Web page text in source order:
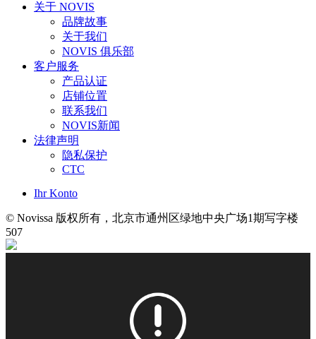
关于 NOVIS
品牌故事
关于我们
NOVIS 俱乐部
客户服务
产品认证
店铺位置
联系我们
NOVIS新闻
法律声明
隐私保护
CTC
Ihr Konto
© Novissa 版权所有，北京市通州区绿地中央广场1期写字楼
507